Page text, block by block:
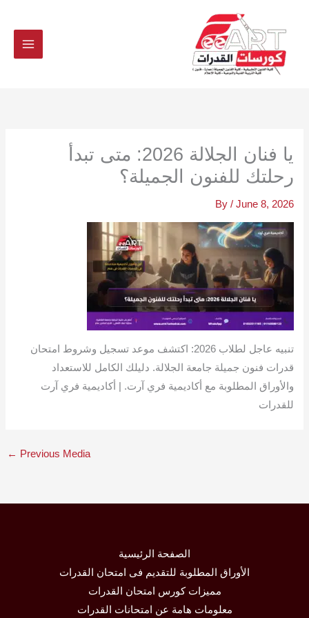
يا فنان الجلالة 2026: متى تبدأ
رحلتك للفنون الجميلة؟
By / June 8, 2026
تنبيه عاجل لطلاب 2026: اكتشف موعد تسجيل وشروط امتحان
قدرات فنون جميلة جامعة الجلالة. دليلك الكامل للاستعداد
والأوراق المطلوبة مع أكاديمية فري آرت. | أكاديمية فري آرت
للقدرات
← Previous Media
الصفحة الرئيسية
الأوراق المطلوبة للتقديم فى امتحان القدرات
مميزات كورس امتحان القدرات
معلومات هامة عن امتحانات القدرات